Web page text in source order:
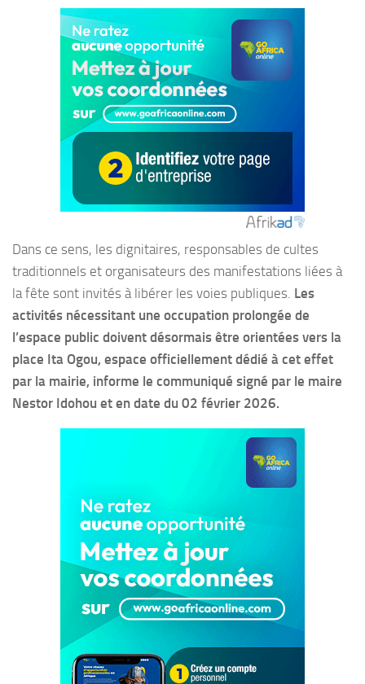
Dans ce sens, les dignitaires, responsables de cultes
traditionnels et organisateurs des manifestations liées à
la fête sont invités à libérer les voies publiques. Les
activités nécessitant une occupation prolongée de
l’espace public doivent désormais être orientées vers la
place Ita Ogou, espace officiellement dédié à cet effet
par la mairie, informe le communiqué signé par le maire
Nestor Idohou et en date du 02 février 2026.